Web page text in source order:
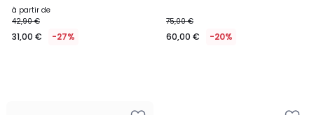
à partir de
42,90 €
31,00 € -27%
75,00 €
60,00 € -20%